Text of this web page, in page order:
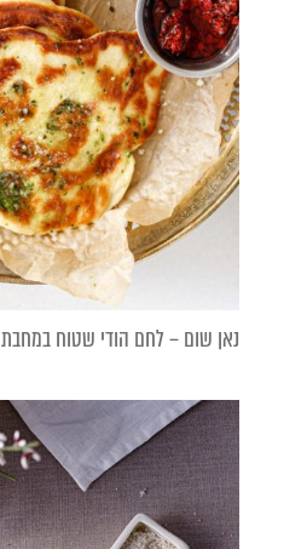
נאן שום – לחם הודי שטוח במחבת